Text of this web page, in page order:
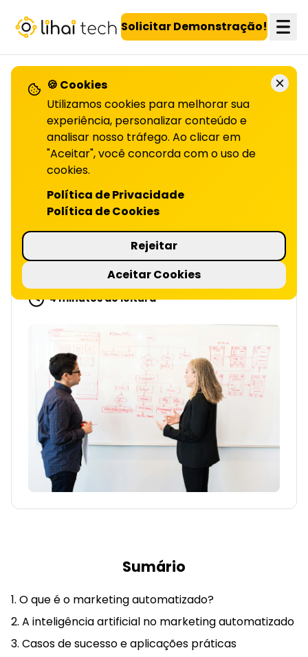
LiHai - Página inicial Solicitar Demonstração!
VOLTAR PARA O BLOG
Marketing
automatizado: utilizando
IA
PARA ENGAJAMENTO | LIHAI
Marketing automatizado com IA torna
interações mais inteligentes, personalizadas e
eficazes. Leia o artigo completo!
4 minutos de leitura
Sumário
O que é o marketing automatizado?
A inteligência artificial no marketing automatizado
Casos de sucesso e aplicações práticas
🍪 Cookies
Utilizamos cookies para melhorar sua
experiência, personalizar conteúdo e
analisar nosso tráfego. Ao clicar em
"Aceitar", você concorda com o uso de
cookies.
Política de Privacidade
Política de Cookies
Rejeitar
Aceitar Cookies